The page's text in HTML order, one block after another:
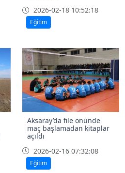
2026-02-18 10:52:18
Eğitim
Aksaray’da file önünde
maç başlamadan kitaplar
açıldı
2026-02-16 07:32:08
Eğitim